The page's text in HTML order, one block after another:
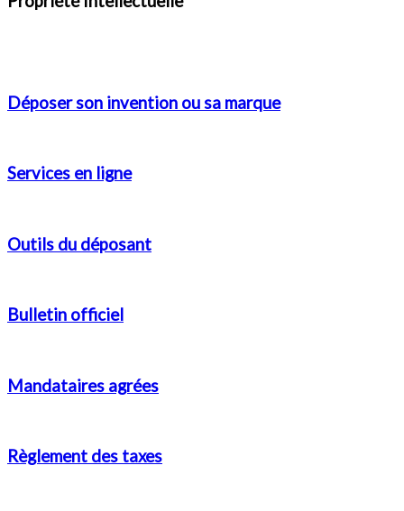
Déposer son invention ou sa marque
Services en ligne
Outils du déposant
Bulletin officiel
Mandataires agrées
Règlement des taxes